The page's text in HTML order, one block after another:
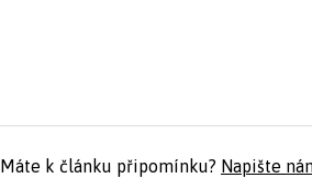
Máte k článku připomínku? Napište